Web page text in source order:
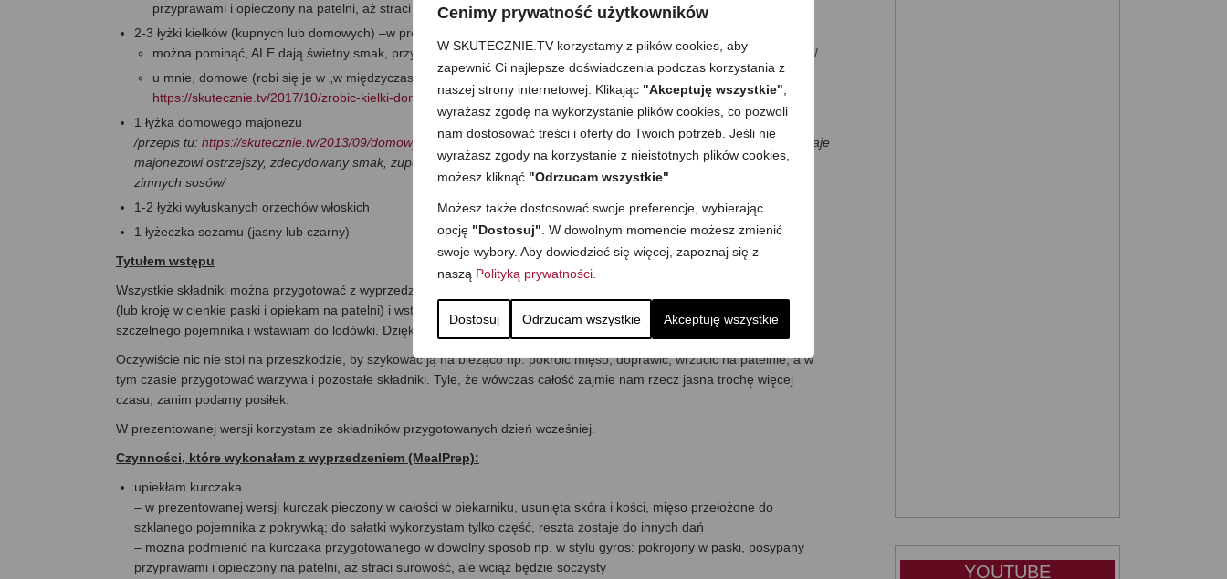
Cenimy prywatność użytkowników
W SKUTECZNIE.TV korzystamy z plików cookies, aby
zapewnić Ci najlepsze doświadczenia podczas korzystania z
naszej strony internetowej. Klikając "Akceptuję wszystkie"
wyrażasz zgodę na wykorzystanie plików cookies, co pozwoli
nam dostosować treści i oferty do Twoich potrzeb. Jeśli nie
wyrażasz zgody na korzystanie z nieistotnych plików cookies,
możesz kliknąć "Odrzucam wszystkie"
Możesz także dostosować swoje preferencje, wybierając
opcję "Dostosuj" . W dowolnym momencie możesz zmienić
swoje wybory. Aby dowiedzieć się więcej, zapoznaj się z
naszą Polityką prywatności
Dostosuj Odrzucam wszystkie Akceptuję wszystkie
przyprawami i opieczony na patelni, aż straci surowość, ale wciąż będzie soczysty
2-3 łyżki kiełków (kupnych lub domowych) –w prezentowanej wersji: kiełki rukoli i rzodkiewki
można pominąć, ALE dają świetny smak, przyjemną delikatną ostrość oraz mnóstwo cennych wartości odżywczych/
u mnie, domowe (robi się je w „w międzyczasie”, więc banał), tu zobaczysz „Jak zrobić kiełki w domu”:
https://skutecznie.tv/2017/10/zrobic-kielki-domu/
1 łyżka domowego majonezu
/przepis tu: https://skutecznie.tv/2013/09/domowy-majonez-w-2-minuty/, tylko podmieniłam olej na oliwę z oliwek, co daje
majonezowi ostrzejszy, zdecydowany smak, zupełnie inny niż w sklepowym majonezie, ale idealny do sałatek czy baz
zimnych sosów/
1-2 łyżki wyłuskanych orzechów włoskich
1 łyżeczka sezamu (jasny lub czarny)
Tytułem wstępu
Wszystkie składniki można przygotować z wyprzedzeniem i tuż przed posiłkiem tylko skomponować sałatkę. Mięso piekę
(lub kroję w cienkie paski i opiekam na patelni) i wstawiam do lodówki. Warzywa oczyszczam, obieram, wkładam do
szczelnego pojemnika i wstawiam do lodówki. Dzięki temu sałatka może być zrobiona w kilka chwil.
Oczywiście nic nie stoi na przeszkodzie, by szykować ją na bieżąco np. pokroić mięso, doprawić, wrzucić na patelnie, a w
tym czasie przygotować warzywa i pozostałe składniki. Tyle, że wówczas całość zajmie nam rzecz jasna trochę więcej
czasu, zanim podamy posiłek.
W prezentowanej wersji korzystam ze składników przygotowanych dzień wcześniej.
Czynności, które wykonałam z wyprzedzeniem (MealPrep):
upiekłam kurczaka
– w prezentowanej wersji kurczak pieczony w całości w piekarniku, usunięta skóra i kości, mięso przełożone do
szklanego pojemnika z pokrywką; do sałatki wykorzystam tylko część, reszta zostaje do innych dań
– można podmienić na kurczaka przygotowanego w dowolny sposób np. w stylu gyros: pokrojony w paski, posypany
przyprawami i opieczony na patelni, aż straci surowość, ale wciąż będzie soczysty
YOUTUBE